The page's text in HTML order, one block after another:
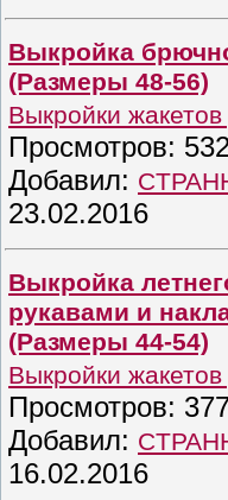
Выкройка
(Размеры 48-56)
Выкройки
Просмотров:
Добавил:
23.02.2016
Выкройка
рукавами и
(Размеры 44-54)
Выкройки
Просмотров:
Добавил:
16.02.2016